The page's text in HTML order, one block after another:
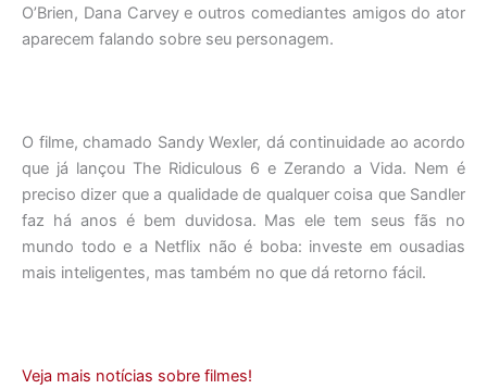
O’Brien, Dana Carvey e outros comediantes amigos do ator
aparecem falando sobre seu personagem.
O filme, chamado Sandy Wexler, dá continuidade ao acordo
que já lançou The Ridiculous 6 e Zerando a Vida. Nem é
preciso dizer que a qualidade de qualquer coisa que Sandler
faz há anos é bem duvidosa. Mas ele tem seus fãs no
mundo todo e a Netflix não é boba: investe em ousadias
mais inteligentes, mas também no que dá retorno fácil.
Veja mais notícias sobre filmes!